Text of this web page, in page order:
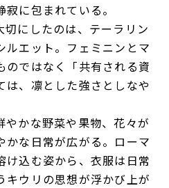
に包まれている。
にしたのは、テーラリン
ルエット。フェミニンとマ
のではなく「共有される資
は、凛とした強さとしなや
やかな野菜や果物、花々が
かな日常が広がる。ローマ
け込む姿から、衣服は日常
キウリの思想が浮かび上が